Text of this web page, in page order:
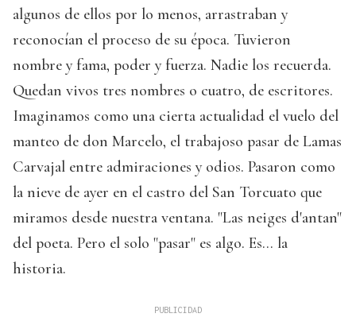
algunos de ellos por lo menos, arrastraban y
reconocían el proceso de su época. Tuvieron
nombre y fama, poder y fuerza. Nadie los recuerda.
Quedan vivos tres nombres o cuatro, de escritores.
Imaginamos como una cierta actualidad el vuelo del
manteo de don Marcelo, el trabajoso pasar de Lamas
Carvajal entre admiraciones y odios. Pasaron como
la nieve de ayer en el castro del San Torcuato que
miramos desde nuestra ventana. "Las neiges d'antan"
del poeta. Pero el solo "pasar" es algo. Es... la
historia.